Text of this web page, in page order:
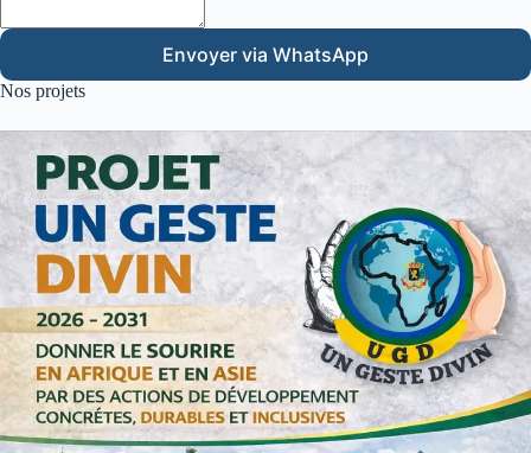
Envoyer via WhatsApp
Nos projets